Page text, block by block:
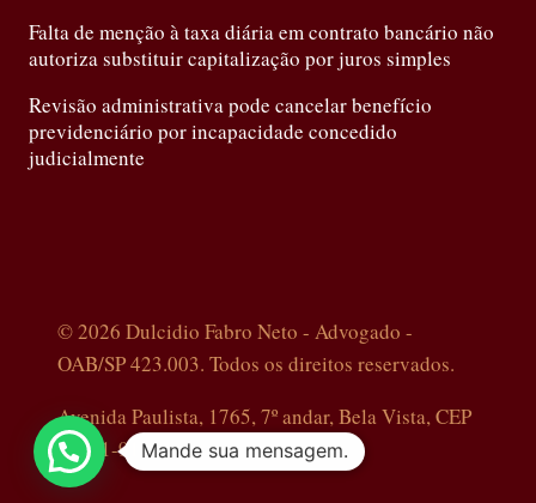
Falta de menção à taxa diária em contrato bancário não
autoriza substituir capitalização por juros simples
Revisão administrativa pode cancelar benefício
previdenciário por incapacidade concedido
judicialmente
© 2026 Dulcidio Fabro Neto - Advogado -
OAB/SP 423.003. Todos os direitos reservados.
Avenida Paulista, 1765, 7º andar, Bela Vista, CEP
01311-910.Mande sua mensagem.